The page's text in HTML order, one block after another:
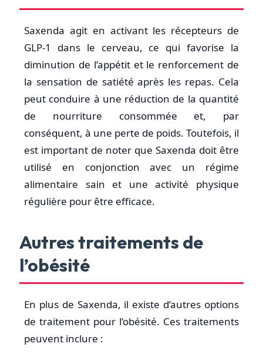
Saxenda agit en activant les récepteurs de
GLP-1 dans le cerveau, ce qui favorise la
diminution de l’appétit et le renforcement de
la sensation de satiété après les repas. Cela
peut conduire à une réduction de la quantité
de nourriture consommée et, par
conséquent, à une perte de poids. Toutefois, il
est important de noter que Saxenda doit être
utilisé en conjonction avec un régime
alimentaire sain et une activité physique
régulière pour être efficace.
Autres traitements de
l’obésité
En plus de Saxenda, il existe d’autres options
de traitement pour l’obésité. Ces traitements
peuvent inclure :